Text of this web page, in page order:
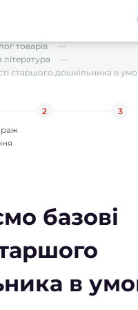
товарів
старшого дошкільника в
2 3
базові
в